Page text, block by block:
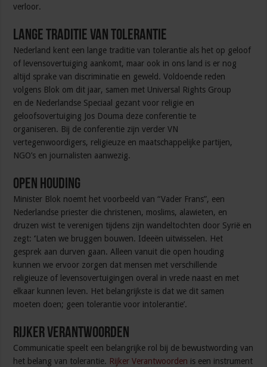
verloor.
Lange traditie van tolerantie
Nederland kent een lange traditie van tolerantie als het op geloof
of levensovertuiging aankomt, maar ook in ons land is er nog
altijd sprake van discriminatie en geweld. Voldoende reden
volgens Blok om dit jaar, samen met Universal Rights Group
en de Nederlandse Speciaal gezant voor religie en
geloofsovertuiging Jos Douma deze conferentie te
organiseren. Bij de conferentie zijn verder VN
vertegenwoordigers, religieuze en maatschappelijke partijen,
NGO’s en journalisten aanwezig.
Open houding
Minister Blok noemt het voorbeeld van “Vader Frans”, een
Nederlandse priester die christenen, moslims, alawieten, en
druzen wist te verenigen tijdens zijn wandeltochten door Syrië en
zegt:‘Laten we bruggen bouwen. Ideeën uitwisselen. Het
gesprek aan durven gaan. Alleen vanuit die open houding
kunnen we ervoor zorgen dat mensen met verschillende
religieuze of levensovertuigingen overal in vrede naast en met
elkaar kunnen leven. Het belangrijkste is dat we dit samen
moeten doen; geen tolerantie voor intolerantie’.
Rijker Verantwoorden
Communicatie speelt een belangrijke rol bij de bewustwording van
het belang van tolerantie. Rijker Verantwoorden is een instrument